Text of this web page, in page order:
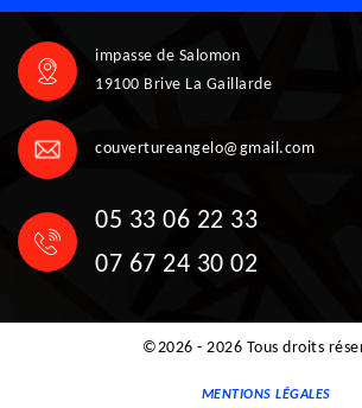
impasse de Salomon
19100 Brive La Gaillarde
couvertureangelo@gmail.com
05 33 06 22 33
07 67 24 30 02
©2026 - 2026 Tous droits
MENTIONS LÉGALES